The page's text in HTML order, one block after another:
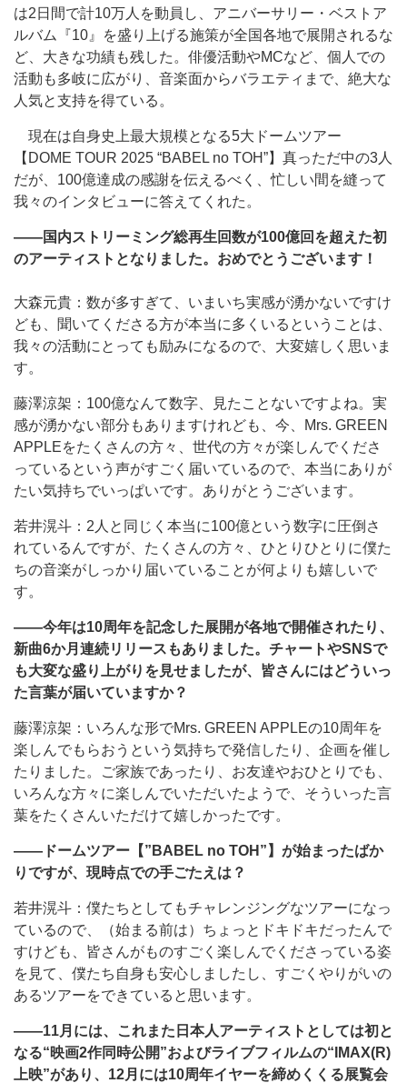
は2日間で計10万人を動員し、アニバーサリー・ベストア
ルバム『10』を盛り上げる施策が全国各地で展開されるな
ど、大きな功績も残した。俳優活動やMCなど、個人での
活動も多岐に広がり、音楽面からバラエティまで、絶大な
人気と支持を得ている。
現在は自身史上最大規模となる5大ドームツアー
【DOME TOUR 2025 “BABEL no TOH”】真っただ中の3人
だが、100億達成の感謝を伝えるべく、忙しい間を縫って
我々のインタビューに答えてくれた。
――国内ストリーミング総再生回数が100億回を超えた初
のアーティストとなりました。おめでとうございます！
大森元貴：数が多すぎて、いまいち実感が湧かないですけ
ども、聞いてくださる方が本当に多くいるということは、
我々の活動にとっても励みになるので、大変嬉しく思いま
す。
藤澤涼架：100億なんて数字、見たことないですよね。実
感が湧かない部分もありますけれども、今、Mrs. GREEN
APPLEをたくさんの方々、世代の方々が楽しんでくださ
っているという声がすごく届いているので、本当にありが
たい気持ちでいっぱいです。ありがとうございます。
若井滉斗：2人と同じく本当に100億という数字に圧倒さ
れているんですが、たくさんの方々、ひとりひとりに僕た
ちの音楽がしっかり届いていることが何よりも嬉しいで
す。
――今年は10周年を記念した展開が各地で開催されたり、
新曲6か月連続リリースもありました。チャートやSNSで
も大変な盛り上がりを見せましたが、皆さんにはどういっ
た言葉が届いていますか？
藤澤涼架：いろんな形でMrs. GREEN APPLEの10周年を
楽しんでもらおうという気持ちで発信したり、企画を催し
たりました。ご家族であったり、お友達やおひとりでも、
いろんな方々に楽しんでいただいたようで、そういった言
葉をたくさんいただけて嬉しかったです。
――ドームツアー【”BABEL no TOH”】が始まったばか
りですが、現時点での手ごたえは？
若井滉斗：僕たちとしてもチャレンジングなツアーになっ
ているので、（始まる前は）ちょっとドキドキだったんで
すけども、皆さんがものすごく楽しんでくださっている姿
を見て、僕たち自身も安心しましたし、すごくやりがいの
あるツアーをできていると思います。
――11月には、これまた日本人アーティストとしては初と
なる“映画2作同時公開”およびライブフィルムの“IMAX(R)
上映”があり、12月には10周年イヤーを締めくくる展覧会